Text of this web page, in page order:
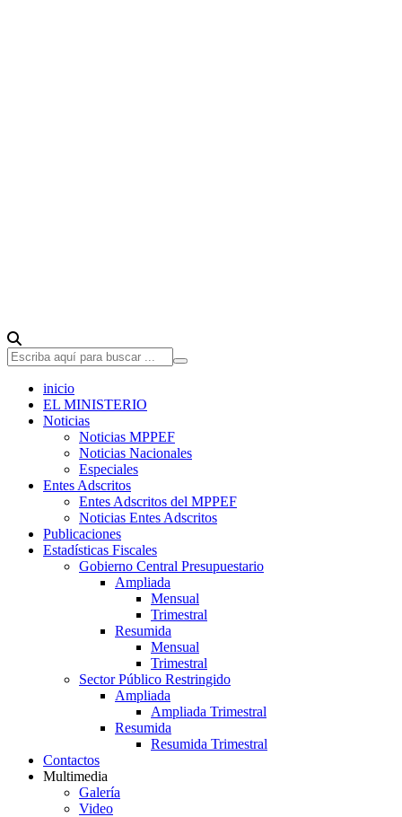
inicio
EL MINISTERIO
Noticias
Noticias MPPEF
Noticias Nacionales
Especiales
Entes Adscritos
Entes Adscritos del MPPEF
Noticias Entes Adscritos
Publicaciones
Estadísticas Fiscales
Gobierno Central Presupuestario
Ampliada
Mensual
Trimestral
Resumida
Mensual
Trimestral
Sector Público Restringido
Ampliada
Ampliada Trimestral
Resumida
Resumida Trimestral
Contactos
Multimedia
Galería
Video